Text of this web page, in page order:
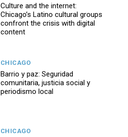
Culture and the internet:
Chicago’s Latino cultural groups
confront the crisis with digital
content
CHICAGO
Barrio y paz: Seguridad
comunitaria, justicia social y
periodismo local
CHICAGO